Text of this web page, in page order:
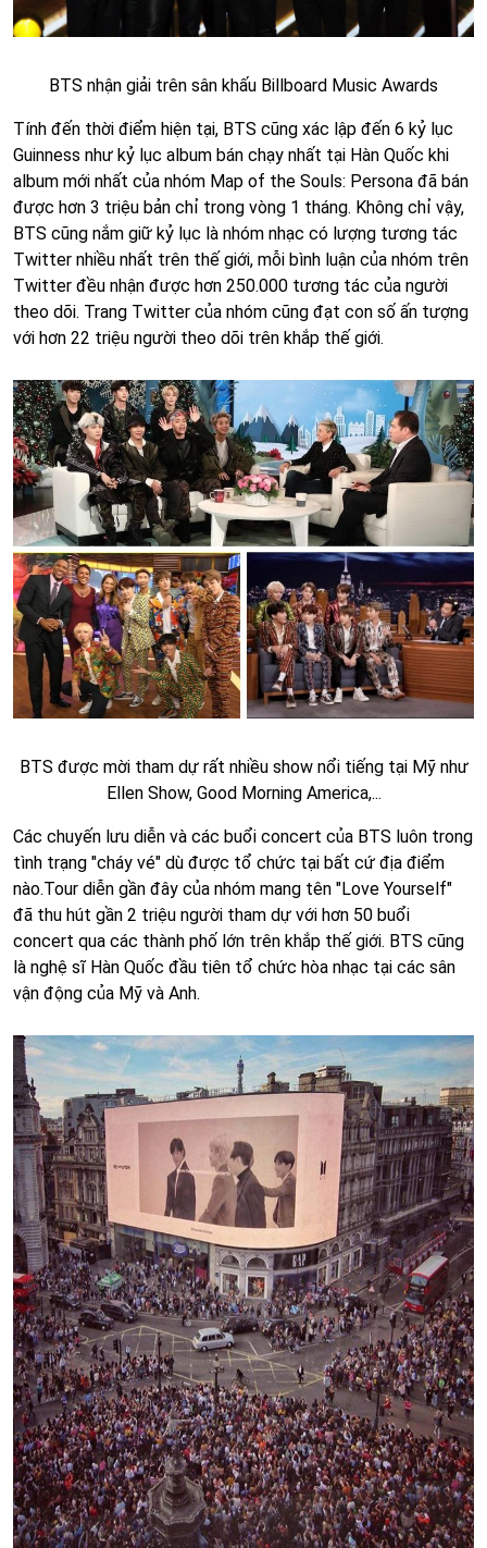
BTS nhận giải trên sân khấu Billboard Music Awards
Tính đến thời điểm hiện tại, BTS cũng xác lập đến 6 kỷ lục
Guinness như kỷ lục album bán chạy nhất tại Hàn Quốc khi
album mới nhất của nhóm Map of the Souls: Persona đã bán
được hơn 3 triệu bản chỉ trong vòng 1 tháng. Không chỉ vậy,
BTS cũng nắm giữ kỷ lục là nhóm nhạc có lượng tương tác
Twitter nhiều nhất trên thế giới, mỗi bình luận của nhóm trên
Twitter đều nhận được hơn 250.000 tương tác của người
theo dõi. Trang Twitter của nhóm cũng đạt con số ấn tượng
với hơn 22 triệu người theo dõi trên khắp thế giới.
BTS được mời tham dự rất nhiều show nổi tiếng tại Mỹ như
Ellen Show, Good Morning America,...
Các chuyến lưu diễn và các buổi concert của BTS luôn trong
tình trạng "cháy vé" dù được tổ chức tại bất cứ địa điểm
nào.Tour diễn gần đây của nhóm mang tên "Love Yourself"
đã thu hút gần 2 triệu người tham dự với hơn 50 buổi
concert qua các thành phố lớn trên khắp thế giới. BTS cũng
là nghệ sĩ Hàn Quốc đầu tiên tổ chức hòa nhạc tại các sân
vận động của Mỹ và Anh.